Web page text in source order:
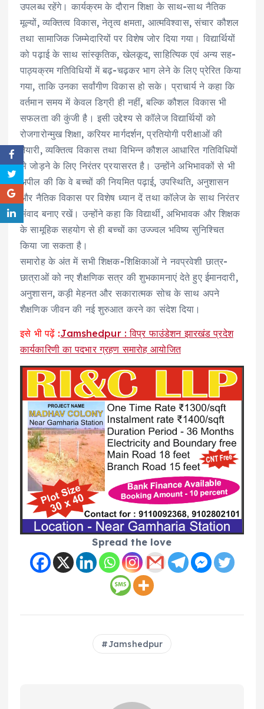
उपलब्ध रहेंगे। कार्यक्रम के दौरान शिक्षा के साथ-साथ नैतिक
मूल्यों, व्यक्तित्व विकास, नेतृत्व क्षमता, आत्मविश्वास, संचार कौशल
तथा सामाजिक जिम्मेदारियों पर विशेष जोर दिया गया। विद्यार्थियों
को पढ़ाई के साथ सांस्कृतिक, खेलकूद, साहित्यिक एवं अन्य सह-
पाठ्यक्रम गतिविधियों में बढ़-चढ़कर भाग लेने के लिए प्रेरित किया
गया, ताकि उनका सर्वांगीण विकास हो सके। प्राचार्य ने कहा कि
वर्तमान समय में केवल डिग्री ही नहीं, बल्कि कौशल विकास भी
सफलता की कुंजी है। इसी उद्देश्य से कॉलेज विद्यार्थियों को
रोजगारोन्मुख शिक्षा, करियर मार्गदर्शन, प्रतियोगी परीक्षाओं की
तैयारी, व्यक्तित्व विकास तथा विभिन्न कौशल आधारित गतिविधियों
से जोड़ने के लिए निरंतर प्रयासरत है। उन्होंने अभिभावकों से भी
अपील की कि वे बच्चों की नियमित पढ़ाई, उपस्थिति, अनुशासन
और नैतिक विकास पर विशेष ध्यान दें तथा कॉलेज के साथ निरंतर
संवाद बनाए रखें। उन्होंने कहा कि विद्यार्थी, अभिभावक और शिक्षक
के सामूहिक सहयोग से ही बच्चों का उज्ज्वल भविष्य सुनिश्चित
किया जा सकता है।
समारोह के अंत में सभी शिक्षक-शिक्षिकाओं ने नवप्रवेशी छात्र-
छात्राओं को नए शैक्षणिक सत्र की शुभकामनाएं देते हुए ईमानदारी,
अनुशासन, कड़ी मेहनत और सकारात्मक सोच के साथ अपने
शैक्षणिक जीवन की नई शुरुआत करने का संदेश दिया।
इसे भी पढ़ें :Jamshedpur : विप्र फाउंडेशन झारखंड प्रदेश
कार्यकारिणी का पदभार ग्रहण समारोह आयोजित
Spread the love
Jamshedpur